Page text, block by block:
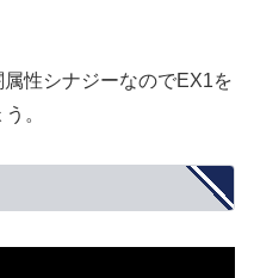
性シナジーなのでEX1を
。